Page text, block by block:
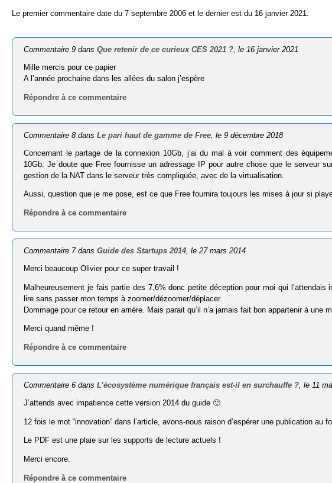
Le premier commentaire date du 7 septembre 2006 et le dernier est du 16 janvier 2021.
Commentaire 9 dansQue retenir de ce curieux CES 2021 ?, le 16 janvier 2021
Mille mercis pour ce papier
A l’année prochaine dans les allées du salon j’espère
Répondre à ce commentaire
Commentaire 8 dansLe pari haut de gamme de Free , le 9 décembre 2018
Concernant le partage de la connexion 10Gb, j’ai du mal à voir comment des
10Gb. Je doute que Free fournisse un adressage IP pour autre chose que le serveur
gestion de la NAT dans le serveur très compliquée, avec de la virtualisation.
Aussi, question que je me pose, est ce que Free fournira toujours les mises à jour si
Répondre à ce commentaire
Commentaire 7 dansGuide des Startups 2014 , le 27 mars 2014
Merci beaucoup Olivier pour ce super travail !
Malheureusement je fais partie des 7,6% donc petite déception pour moi qui l’attendais
lire sans passer mon temps à zoomer/dézoomer/déplacer.
Dommage pour ce retour en arrière. Mais parait qu’il n’a jamais fait bon appartenir à une
Merci quand même !
Répondre à ce commentaire
Commentaire 6 dansL’écosystème numérique français est-il en surchauffe ? , le 11
J’attends avec impatience cette version 2014 du guide 🙂
12 fois le mot “innovation” dans l’article, avons-nous raison d’espérer une publication au
Le PDF est une plaie sur les supports de lecture actuels !
Merci encore.
Répondre à ce commentaire